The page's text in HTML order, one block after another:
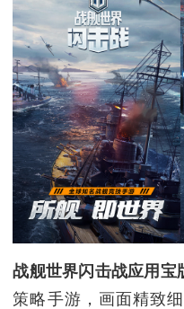
战舰世界闪击战应用宝
策略手游，画面精致